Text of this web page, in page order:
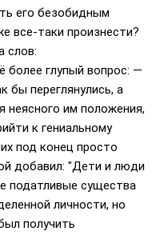
его безобидным
все-таки произнести?
слов:
глупый вопрос: —
переглянулись, а
неясного им положения,
к гениальному
под конец просто
добавил: "Дети и люди
податливые существа
личности, но
получить